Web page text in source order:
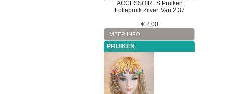
ACCESSOIRES Pruiken
Foliepruik Zilver. Van 2,37
€ 2,00
MEER INFO
PRUIKEN